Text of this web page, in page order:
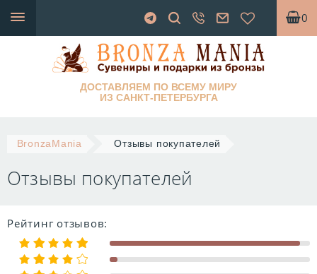
0
ДОСТАВЛЯЕМ ПО ВСЕМУ МИРУ
ИЗ САНКТ-ПЕТЕРБУРГА
BronzaMania Отзывы покупателей
Отзывы покупателей
Рейтинг отзывов: